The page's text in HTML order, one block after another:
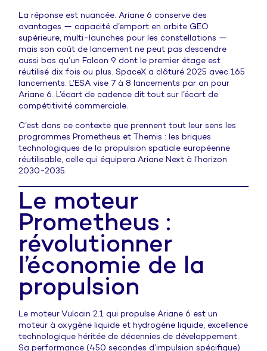
La réponse est nuancée. Ariane 6 conserve des
avantages — capacité d’emport en orbite GEO
supérieure, multi-launches pour les constellations —
mais son coût de lancement ne peut pas descendre
aussi bas qu’un Falcon 9 dont le premier étage est
réutilisé dix fois ou plus. SpaceX a clôturé 2025 avec 165
lancements. L’ESA vise 7 à 8 lancements par an pour
Ariane 6. L’écart de cadence dit tout sur l’écart de
compétitivité commerciale.
C’est dans ce contexte que prennent tout leur sens les
programmes Prometheus et Themis : les briques
technologiques de la propulsion spatiale européenne
réutilisable, celle qui équipera Ariane Next à l’horizon
2030-2035.
Le moteur
Prometheus :
révolutionner
l’économie de la
propulsion
Le moteur Vulcain 2.1 qui propulse Ariane 6 est un
moteur à oxygène liquide et hydrogène liquide, excellence
technologique héritée de décennies de développement.
Sa performance (450 secondes d’impulsion spécifique)